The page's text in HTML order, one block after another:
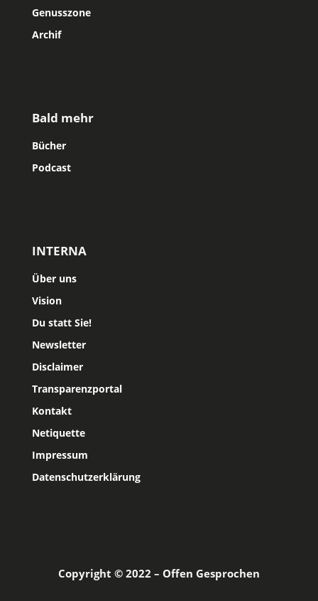
Genusszone
Archif
Bald mehr
Bücher
Podcast
INTERNA
Über uns
Vision
Du statt Sie!
Newsletter
Disclaimer
Transparenzportal
Kontakt
Netiquette
Impressum
Datenschutzerklärung
Copyright © 2022 – Offen Gesprochen